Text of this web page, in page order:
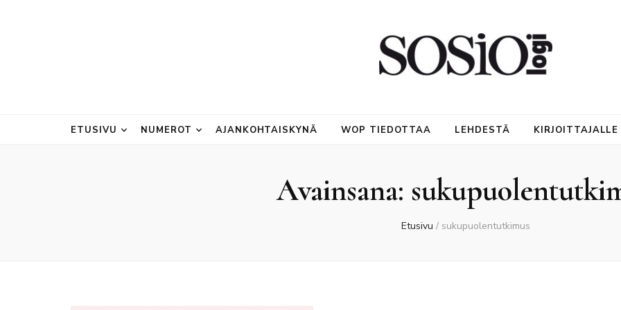
ETUSIVU NUMEROT AJANKOHTAISKYNÄ WOP TIEDOTTAA LEHDESTÄ KIRJOITTAJALLE
Avainsana:
Etusivu / sukupuolentutkimus